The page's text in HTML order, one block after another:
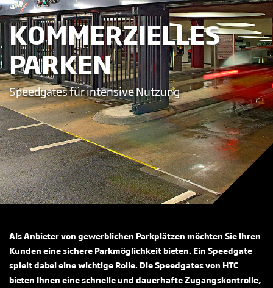
KOMMERZIELLES
PARKEN
Speedgates für intensive Nutzung
Als Anbieter von gewerblichen Parkplätzen möchten Sie Ihren
Kunden eine sichere Parkmöglichkeit bieten. Ein Speedgate
spielt dabei eine wichtige Rolle. Die Speedgates von HTC
bieten Ihnen eine schnelle und dauerhafte Zugangskontrolle,